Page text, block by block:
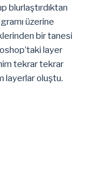
blurlaştırdıktan
üzerine
bir tanesi
layer
tekrar tekrar
layerlar oluştu.